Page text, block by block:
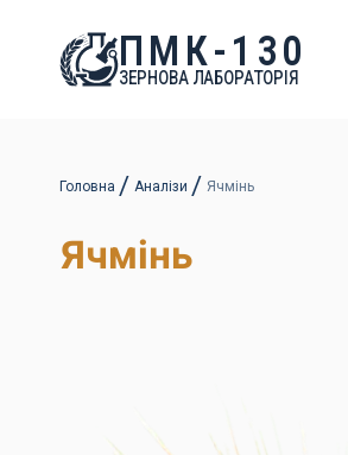
ПМК-130
ЗЕРНОВА ЛАБОРАТОРІЯ
Головна Аналізи Ячмінь
Ячмінь